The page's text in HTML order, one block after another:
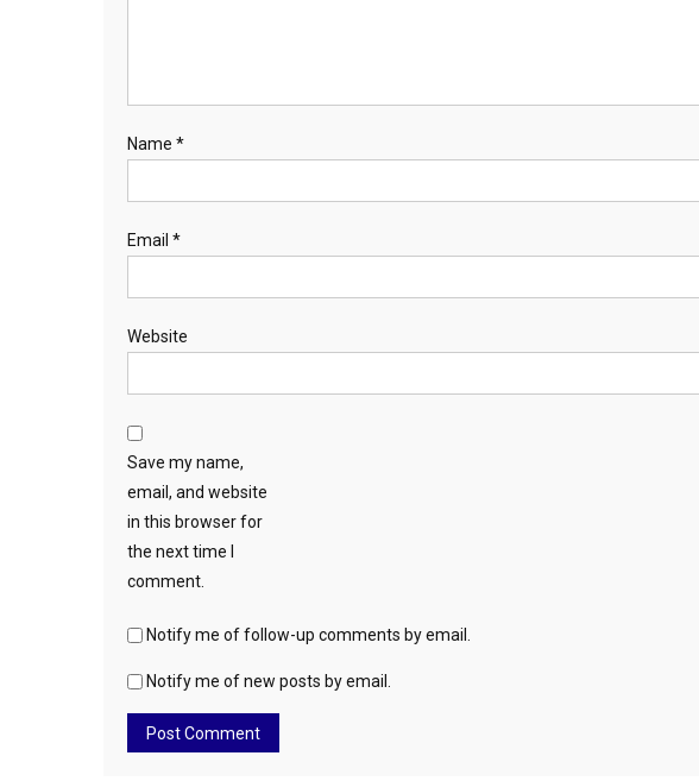
Name *
Email *
Website
Save my name,
email, and website
in this browser for
the next time I
comment.
Notify me of follow-up comments by email.
Notify me of new posts by email.